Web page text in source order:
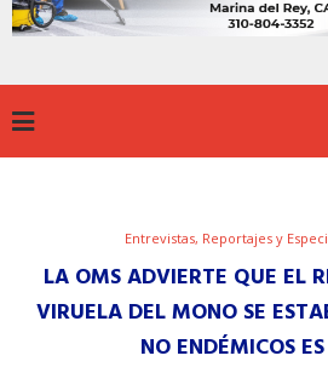
Entrevistas, Reportajes y
LA OMS ADVIERTE QUE EL
VIRUELA DEL MONO SE
NO ENDÉMICOS